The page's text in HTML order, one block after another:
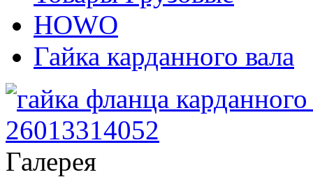
HOWO
Гайка карданного вала
Галерея